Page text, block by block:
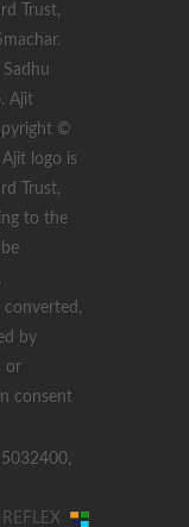
Trust,
Ajit
©
logo is
Trust,
to the
converted,
by
or
consent
REFLEX